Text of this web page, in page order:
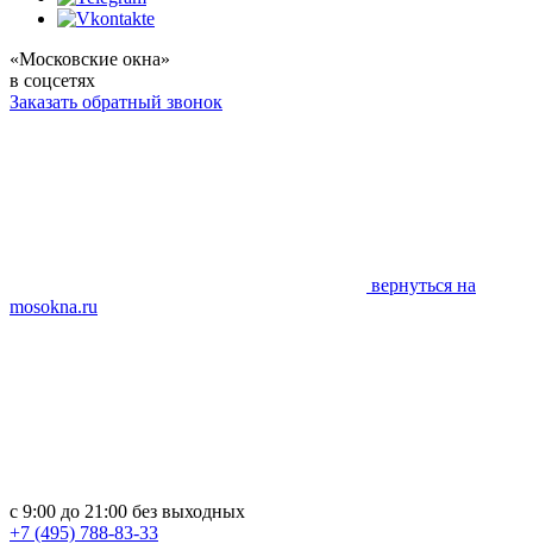
«Московские окна»
в соцсетях
Заказать обратный звонок
вернуться на
mosokna.ru
с 9:00 до 21:00 без выходных
+7 (495) 788-83-33